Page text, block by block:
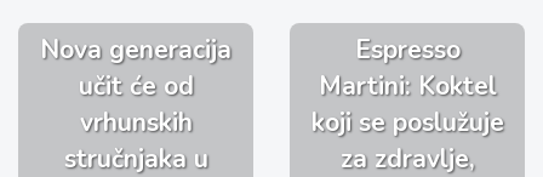
Nova generacija
učit će od
vrhunskih
stručnjaka u
Espresso
Martini: Koktel
koji se poslužuje
za zdravlje,